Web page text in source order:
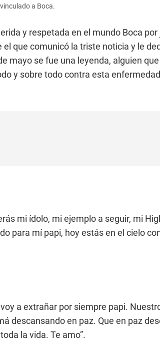
a Boca.
y respetada en el mundo Boca
el que comunicó la triste noticia y le
mayo se fue una leyenda, alguien
y sobre todo contra esta
mi ídolo, mi ejemplo a seguir, mi
para mí papi, hoy estás en el cielo
a extrañar por siempre papi.
descansando en paz. Que en paz
la vida. Te amo”.